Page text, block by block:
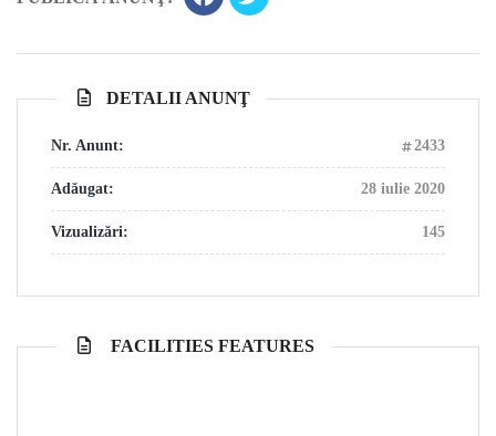
DETALII ANUNŢ
Nr. Anunt: 2433
Adăugat: 28 iulie 2020
Vizualizări: 145
FACILITIES FEATURES